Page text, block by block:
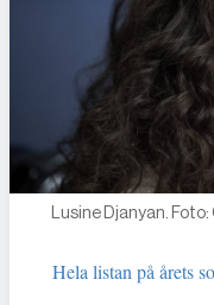
Lusine Djanyan.
Hela listan på årets